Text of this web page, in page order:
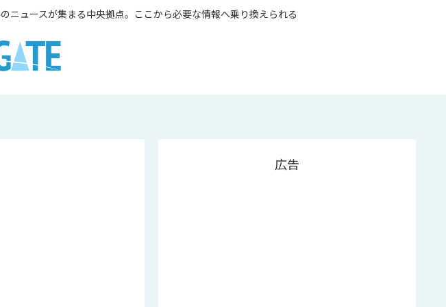
ニュースが集まる中央拠点。ここから必要な情報へ乗り換えられる
広告